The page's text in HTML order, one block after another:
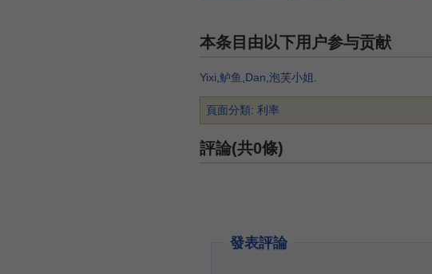
本条目由以下用户参与贡献
Yixi,鲈鱼 ,Dan,泡芙小姐.
頁面分類: 利率
評論(共0條)
發表評論